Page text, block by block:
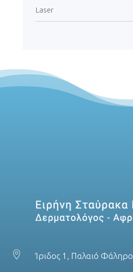
Laser
 Ίριδος 1, Παλαιό Φάληρο